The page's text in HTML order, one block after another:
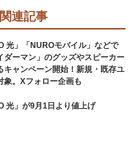
関連記事
光」「NUROモバイル」などで
ダーマン」のグッズやスピーカー
キャンペーン開始！新規・既存ユ
象。Xフォロー企画も
光」が9月1日より値上げ